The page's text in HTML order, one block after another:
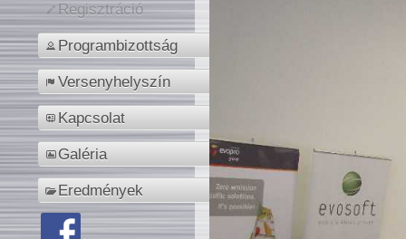
Regisztráció
Programbizottság
Versenyhelyszín
Kapcsolat
Galéria
Eredmények